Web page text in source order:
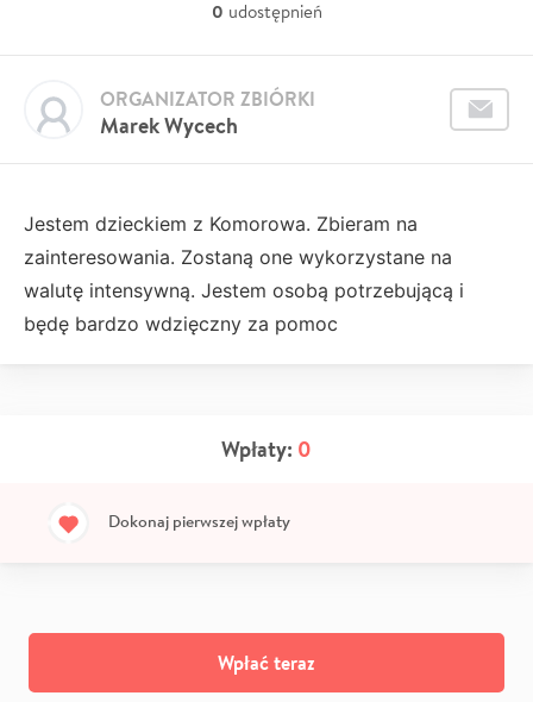
0 udostępnień
Marek Wycech
ORGANIZATOR ZBIÓRKI
Jestem dzieckiem z Komorowa. Zbieram na
zainteresowania. Zostaną one wykorzystane na
walutę intensywną. Jestem osobą potrzebującą i
będę bardzo wdzięczny za pomoc
Wpłaty: 0
Dokonaj pierwszej wpłaty
Wpłać teraz